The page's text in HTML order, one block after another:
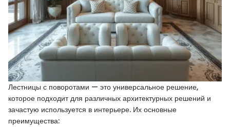
Лестницы с поворотами — это универсальное решение,
которое подходит для различных архитектурных решений и
зачастую используется в интерьере. Их основные
преимущества: